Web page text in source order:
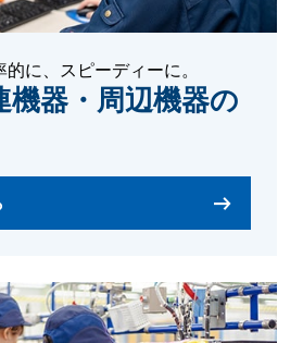
に、スピーディーに。
機器・周辺機器の